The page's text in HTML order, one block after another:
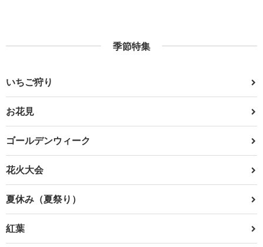
季節特集
いちご狩り
お花見
ゴールデンウィーク
花火大会
夏休み（夏祭り）
紅葉